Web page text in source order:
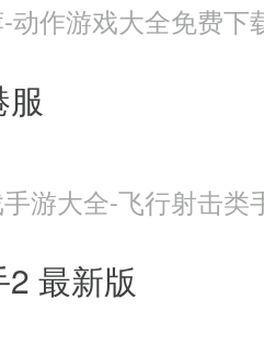
动作游戏大全免费下
游大全-飞行射击
最新版